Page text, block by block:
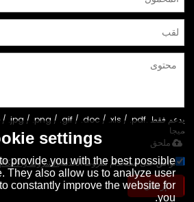
ميجا
ملحق
توافق على استخدام شروط الخدمة,الشروط والاحكام
إرسال
settings
provide you with the best possible
They also allow us to analyze user
constantly improve the website for
you.